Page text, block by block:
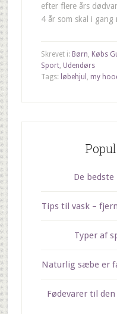
efter flere års
4 år som skal i
Skrevet i: Børn, Købs
Sport, Udendørs
Tags: løbehjul , my
De
Tips til vask –
Typer af
Naturlig sæbe er
Fødevarer til